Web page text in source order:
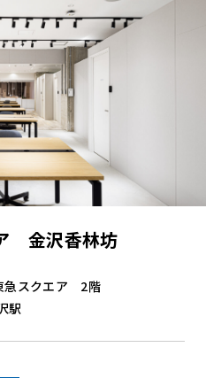
金沢香林坊
急スクエア 2階
駅